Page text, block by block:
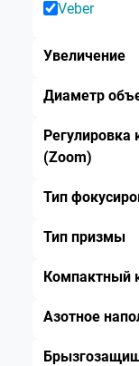
Veber
Увеличение
Диаметр
Регулировка
(Zoom)
Тип
Тип призмы
Компактный
Азотное